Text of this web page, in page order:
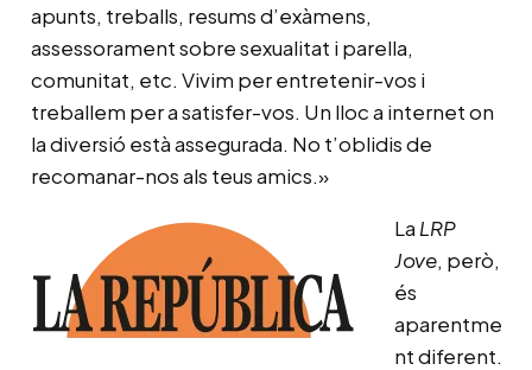
apunts, treballs, resums d’exàmens,
assessorament sobre sexualitat i parella,
comunitat, etc. Vivim per entretenir-vos i
treballem per a satisfer-vos. Un lloc a internet on
la diversió està assegurada. No t’oblidis de
recomanar-nos als teus amics.»
La LRP
Jove, però,
és
aparentme
nt diferent.